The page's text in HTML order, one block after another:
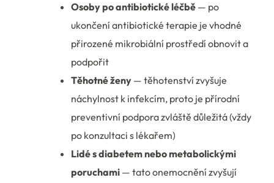
Osoby po antibiotické léčbě — po
ukončení antibiotické terapie je vhodné
přirozené mikrobiální prostředí obnovit a
podpořit
Těhotné ženy — těhotenství zvyšuje
náchylnost k infekcím, proto je přírodní
preventivní podpora zvláště důležitá (vždy
po konzultaci s lékařem)
Lidé s diabetem nebo metabolickými
poruchami — tato onemocnění zvyšují